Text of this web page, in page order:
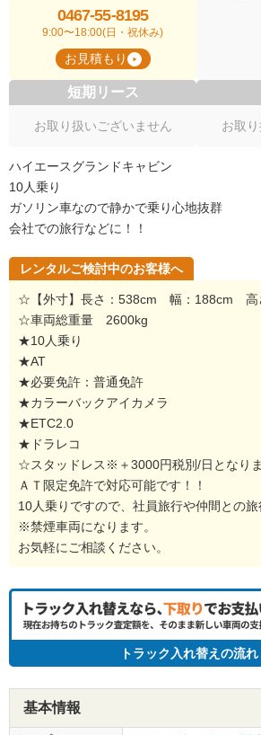
0467-55-8195
9:00〜18:00(日・祝休み)
お見積もり
短期リース
お取り扱いございません お取
ハイエースグランドキャビン
10人乗り
ガソリン車なので静かで乗り心地抜群
会社での旅行などに！！
レンタルご検討中のお客様へ
☆【外寸】長さ：538cm 幅：188cm 高
☆車両総重量 2600kg
★10人乗り
★AT
★必要免許：普通免許
★カラーバックアイカメラ
★ETC2.0
★ドラレコ
☆スタッドレス※＋3000円税別/日となりま
ＡＴ限定免許で対応可能です！！
10人乗りですので、社員旅行や仲間との旅
※禁煙車両になります。
お気軽にご相談ください。
トラック入れ替えの流れ
基本情報